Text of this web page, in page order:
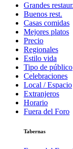
Grandes restaur.
Buenos rest.
Casas comidas
Mejores platos
Precio
Regionales
Estilo vida
Tipo de público
Celebraciones
Local / Espacio
Extranjeros
Horario
Fuera del Foro
Tabernas